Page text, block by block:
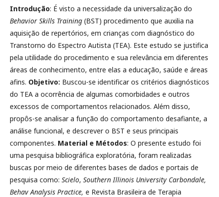
Introdução: É visto a necessidade da universalização do
Behavior Skills Training (BST) procedimento que auxilia na
aquisição de repertórios, em crianças com diagnóstico do
Transtorno do Espectro Autista (TEA). Este estudo se justifica
pela utilidade do procedimento e sua relevância em diferentes
áreas de conhecimento, entre elas a educação, saúde e áreas
afins. Objetivo: Buscou-se identificar os critérios diagnósticos
do TEA a ocorrência de algumas comorbidades e outros
excessos de comportamentos relacionados. Além disso,
propôs-se analisar a função do comportamento desafiante, a
análise funcional, e descrever o BST e seus principais
componentes. Material e Métodos: O presente estudo foi
uma pesquisa bibliográfica exploratória, foram realizadas
buscas por meio de diferentes bases de dados e portais de
pesquisa como: Scielo, Southern Illinois University Carbondale,
Behav Analysis Practice, e Revista Brasileira de Terapia